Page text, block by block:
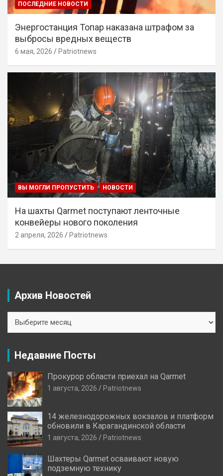
ПОСЛЕДНИЕ НОВОСТИ
Энергостанция Топар наказана штрафом за
выбросы вредных веществ
6 мая, 2026 Patriotnews
ВЫ МОГЛИ ПРОПУСТИТЬ НОВОСТИ
На шахты Qarmet поступают ленточные
конвейеры нового поколения
2 апреля, 2026 Patriotnews
Архив Новостей
Новостей
Недавние Посты
Прокурор области приехал на Qarmet
1 августа, 2026 Patriotnews
14 железнодорожных вокзалов и платформ
обновили в Карагандинской области
1 августа, 2026 Patriotnews
Шахтеры Qarmet осваивают новую
подземную технику